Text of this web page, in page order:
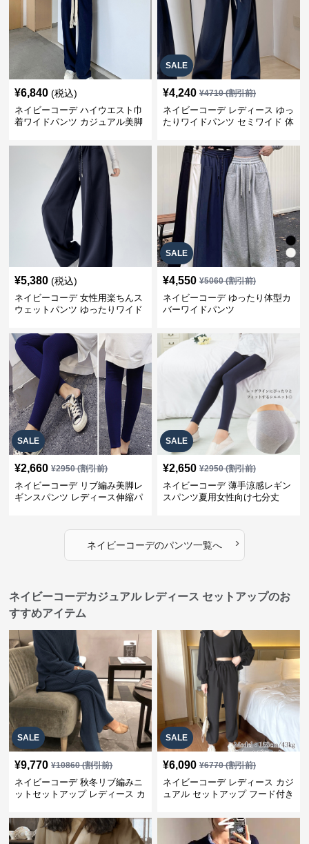
¥6,840 (税込)
ネイビーコーデ ハイウエスト巾
着ワイドパンツ カジュアル美脚
SALE
¥4,240 ¥4710(割引前)
ネイビーコーデ レディース ゆっ
たりワイドパンツ セミワイド 体
¥5,380 (税込)
ネイビーコーデ 女性用楽ちんス
ウェットパンツ ゆったりワイド
SALE
¥4,550 ¥5060(割引前)
ネイビーコーデ ゆったり体型カ
バーワイドパンツ
SALE
¥2,660 ¥2950(割引前)
ネイビーコーデ リブ編み美脚レ
ギンスパンツ レディース伸縮パ
SALE
¥2,650 ¥2950(割引前)
ネイビーコーデ 薄手涼感レギン
スパンツ夏用女性向け七分丈
ネイビーコーデのパンツ一覧へ ›
ネイビーコーデカジュアル レディース セットアップのお
すすめアイテム
SALE
¥9,770 ¥10860(割引前)
ネイビーコーデ 秋冬リブ編みニ
ットセットアップ レディース カ
SALE
¥6,090 ¥6770(割引前)
ネイビーコーデ レディース カジ
ュアル セットアップ フード付き